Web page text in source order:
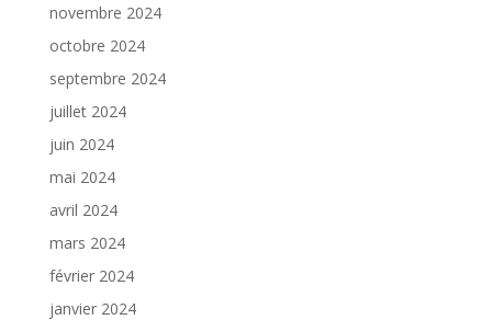
novembre 2024
octobre 2024
septembre 2024
juillet 2024
juin 2024
mai 2024
avril 2024
mars 2024
février 2024
janvier 2024